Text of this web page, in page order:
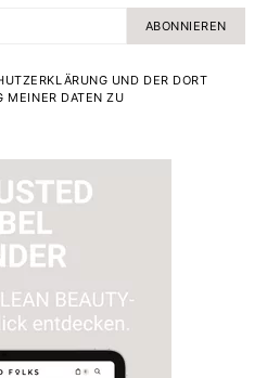
ABONNIEREN
UND DER DORT
MEINER DATEN ZU